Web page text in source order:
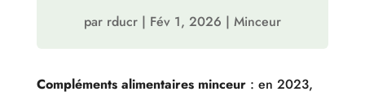
par rducr| Fév 1, 2026 | Minceur
Compléments alimentaires minceur: en 2023,